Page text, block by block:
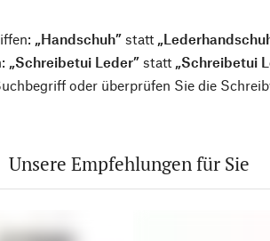
„Handschuh”statt
„Schreibetui Leder”statt „Schreibetui
oder überprüfen Sie die
Unsere Empfehlungen für Sie